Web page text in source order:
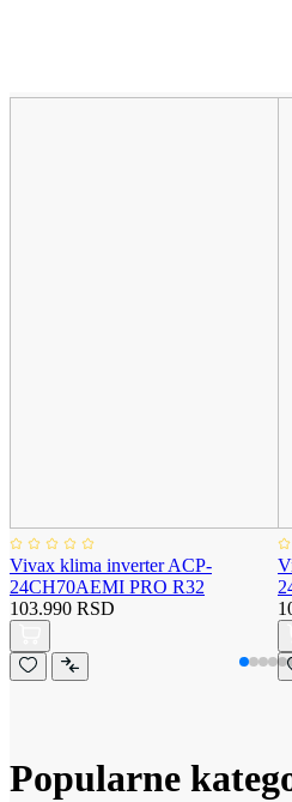
Vivax klima inverter ACP-
24CH70AEMI PRO R32
103.990 RSD
Popularne